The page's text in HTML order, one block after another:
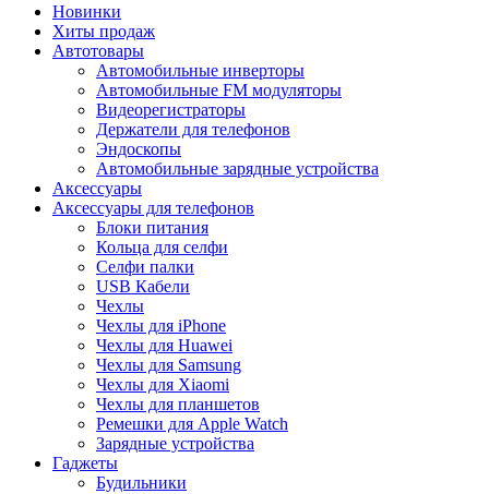
Новинки
Хиты продаж
Автотовары
Автомобильные инверторы
Автомобильные FM модуляторы
Видеорегистраторы
Держатели для телефонов
Эндоскопы
Автомобильные зарядные устройства
Аксессуары
Аксессуары для телефонов
Блоки питания
Кольца для селфи
Селфи палки
USB Кабели
Чехлы
Чехлы для iPhone
Чехлы для Huawei
Чехлы для Samsung
Чехлы для Xiaomi
Чехлы для планшетов
Ремешки для Apple Watch
Зарядные устройства
Гаджеты
Будильники